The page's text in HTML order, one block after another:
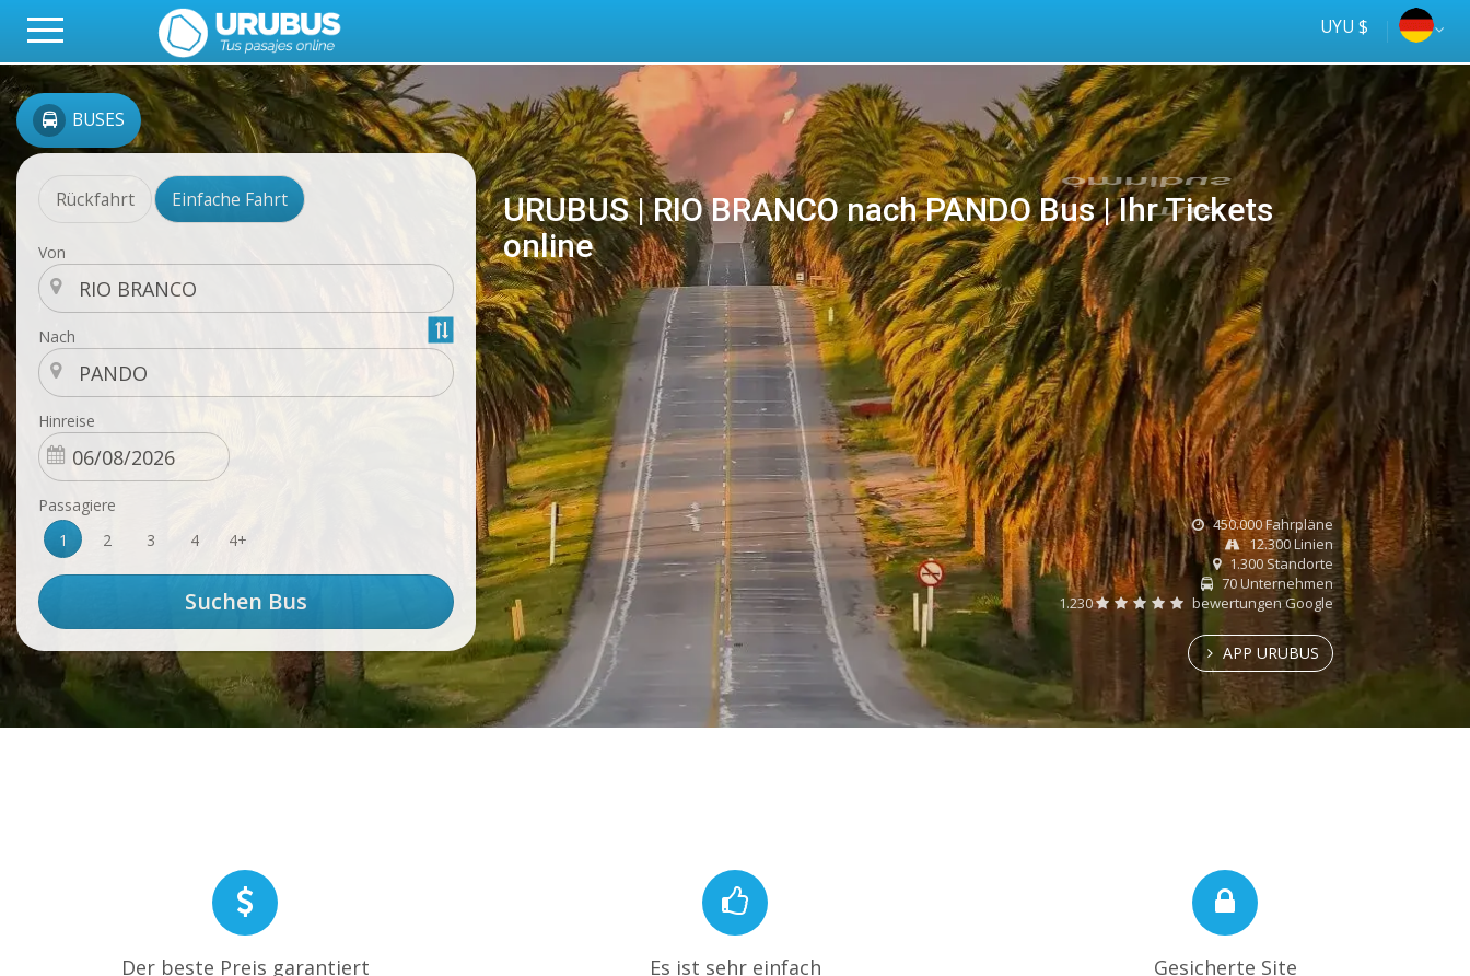
UYU $
BUSES
Rückfahrt Einfache Fahrt
Von
Nach
Hinreise
Passagiere
1
2 3 4 4+
URUBUS | RIO BRANCO nach PANDO Bus | Ihr Tickets
online
online
Tus
ómnibus
450.000 Fahrpläne
12.300 Linien
1.300 Standorte
70 Unternehmen
1.230
bewertungen Google
APP URUBUS
Der beste Preis garantiert Es ist sehr einfach Gesicherte Site